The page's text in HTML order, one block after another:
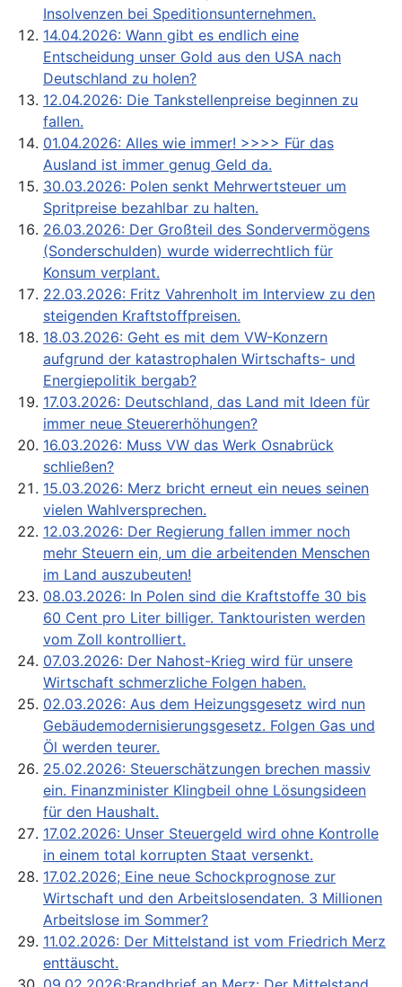
Insolvenzen bei Speditionsunternehmen.
14.04.2026: Wann gibt es endlich eine
Entscheidung unser Gold aus den USA nach
Deutschland zu holen?
12.04.2026: Die Tankstellenpreise beginnen zu
fallen.
01.04.2026: Alles wie immer! >>>> Für das
Ausland ist immer genug Geld da.
30.03.2026: Polen senkt Mehrwertsteuer um
Spritpreise bezahlbar zu halten.
26.03.2026: Der Großteil des Sondervermögens
(Sonderschulden) wurde widerrechtlich für
Konsum verplant.
22.03.2026: Fritz Vahrenholt im Interview zu den
steigenden Kraftstoffpreisen.
18.03.2026: Geht es mit dem VW-Konzern
aufgrund der katastrophalen Wirtschafts- und
Energiepolitik bergab?
17.03.2026: Deutschland, das Land mit Ideen für
immer neue Steuererhöhungen?
16.03.2026: Muss VW das Werk Osnabrück
schließen?
15.03.2026: Merz bricht erneut ein neues seinen
vielen Wahlversprechen.
12.03.2026: Der Regierung fallen immer noch
mehr Steuern ein, um die arbeitenden Menschen
im Land auszubeuten!
08.03.2026: In Polen sind die Kraftstoffe 30 bis
60 Cent pro Liter billiger. Tanktouristen werden
vom Zoll kontrolliert.
07.03.2026: Der Nahost-Krieg wird für unsere
Wirtschaft schmerzliche Folgen haben.
02.03.2026: Aus dem Heizungsgesetz wird nun
Gebäudemodernisierungsgesetz. Folgen Gas und
Öl werden teurer.
25.02.2026: Steuerschätzungen brechen massiv
ein. Finanzminister Klingbeil ohne Lösungsideen
für den Haushalt.
17.02.2026: Unser Steuergeld wird ohne Kontrolle
in einem total korrupten Staat versenkt.
17.02.2026; Eine neue Schockprognose zur
Wirtschaft und den Arbeitslosendaten. 3 Millionen
Arbeitslose im Sommer?
11.02.2026: Der Mittelstand ist vom Friedrich Merz
enttäuscht.